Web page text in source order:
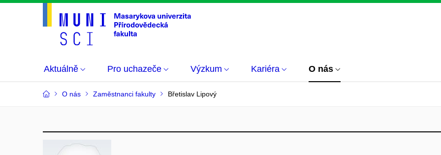
Aktuálně Pro uchazeče Výzkum Kariéra O nás
O nás Zaměstnanci fakulty Břetislav Lipový